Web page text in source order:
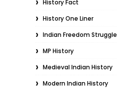
History Fact
History One Liner
Indian Freedom Struggle
MP History
Medieval Indian History
Modern Indian History